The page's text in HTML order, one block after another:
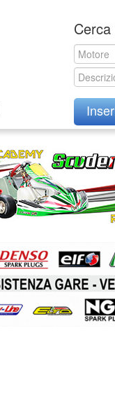
to
content